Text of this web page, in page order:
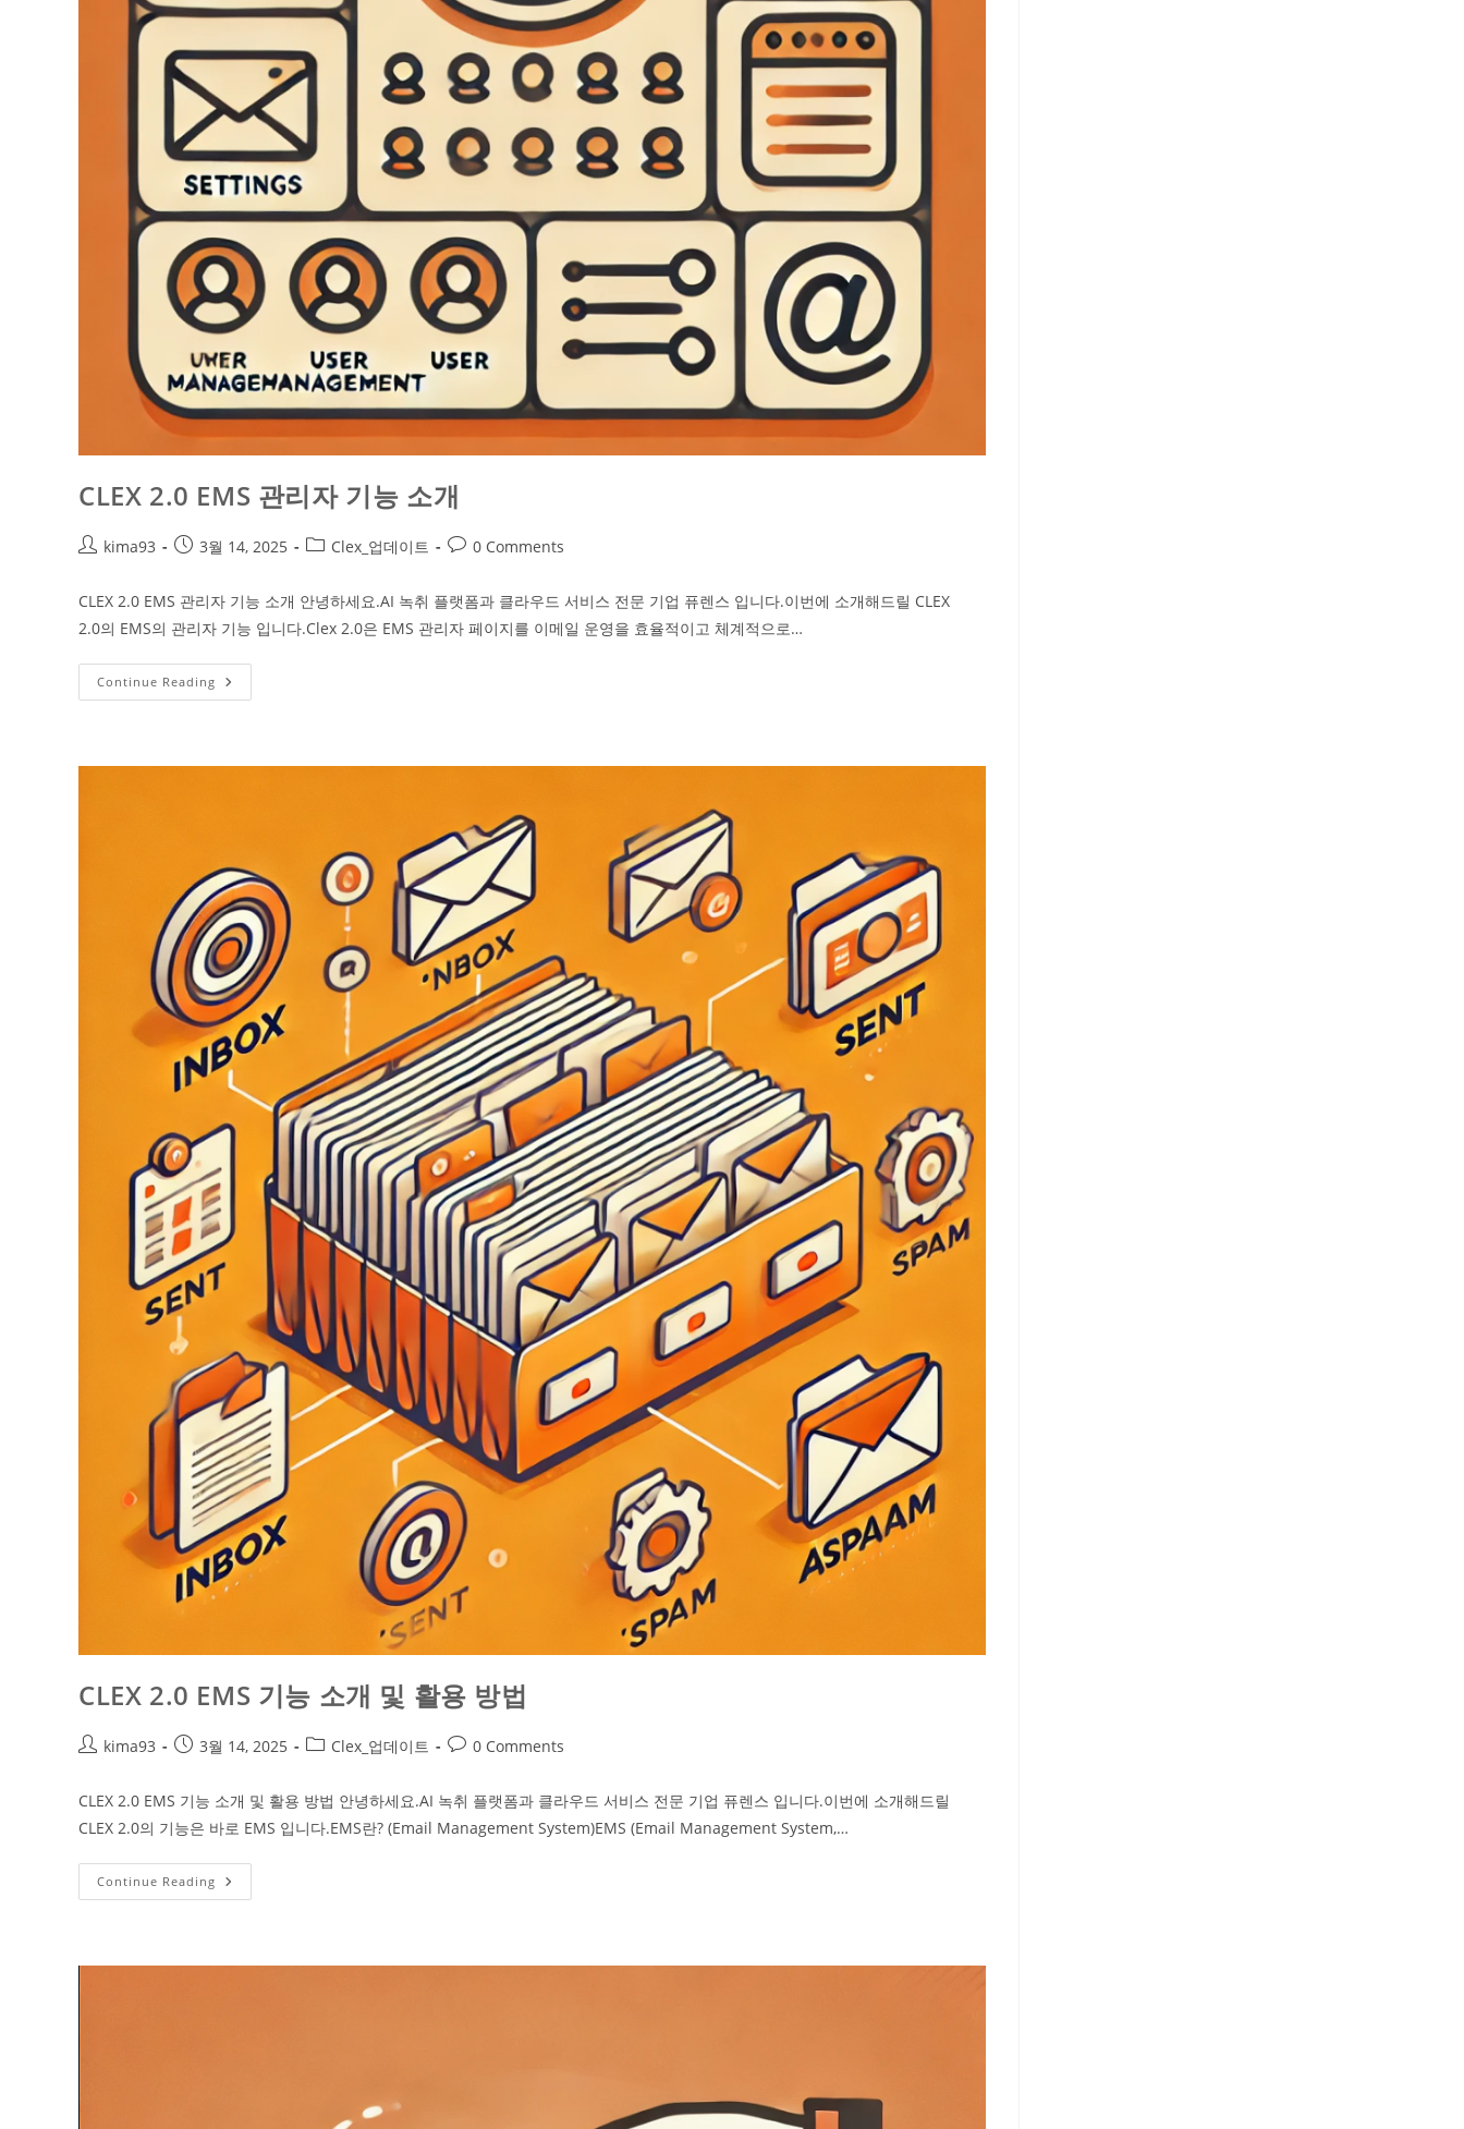
CLEX 2.0 EMS 관리자 기능 소개
kima93 3월 14, 2025 Clex_업데이트 0 Comments
CLEX 2.0 EMS 관리자 기능 소개 안녕하세요.AI 녹취 플랫폼과 클라우드 서비스 전문 기업 퓨렌스 입니다.이번에 소개해드릴 CLEX
2.0의 EMS의 관리자 기능 입니다.​Clex 2.0은 EMS 관리자 페이지를 이메일 운영을 효율적이고 체계적으로…
Continue Reading
CLEX 2.0 EMS 기능 소개 및 활용 방법
kima93 3월 14, 2025 Clex_업데이트 0 Comments
CLEX 2.0 EMS 기능 소개 및 활용 방법 안녕하세요.AI 녹취 플랫폼과 클라우드 서비스 전문 기업 퓨렌스 입니다.이번에 소개해드릴
CLEX 2.0의 기능은 바로 EMS 입니다.​EMS란? (Email Management System)EMS (Email Management System,…
Continue Reading